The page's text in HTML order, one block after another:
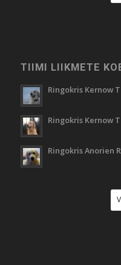
TIIMI LIIKMETE
Ringokris Kernow
Ringokris Kernow
Ringokris Anorien